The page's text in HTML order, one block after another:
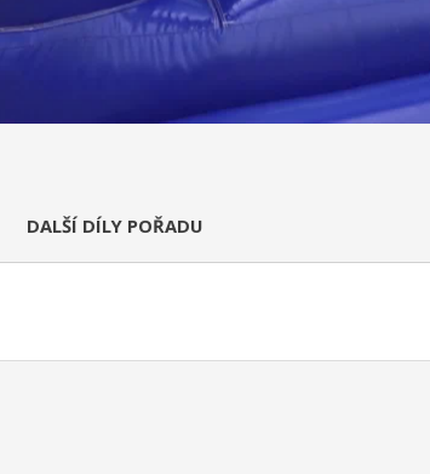
DALŠÍ DÍLY POŘADU